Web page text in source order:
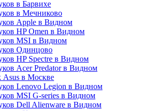
в Барвихе
в Мечниково
Apple в Видном
HP Omen в Видном
MSI в Видном
Одинцово
HP Spectre в Видном
Acer Predator в Видном
Asus в Москве
Lenovo Legion в Видном
MSI G-series в Видном
Dell Alienware в Видном